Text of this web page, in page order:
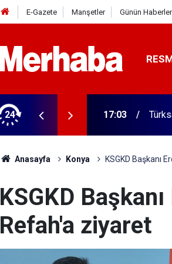
E-Gazete Manşetler Günün
24 16:57
Anasayfa Konya KSGKD Başkanı
KSGKD
Refah'a ziyaret